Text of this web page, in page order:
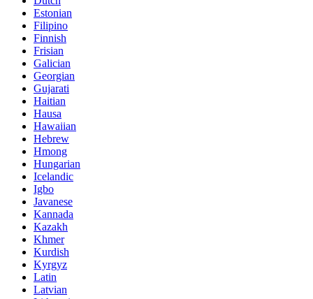
Estonian
Filipino
Finnish
Frisian
Galician
Georgian
Gujarati
Haitian
Hausa
Hawaiian
Hebrew
Hmong
Hungarian
Icelandic
Igbo
Javanese
Kannada
Kazakh
Khmer
Kurdish
Kyrgyz
Latin
Latvian